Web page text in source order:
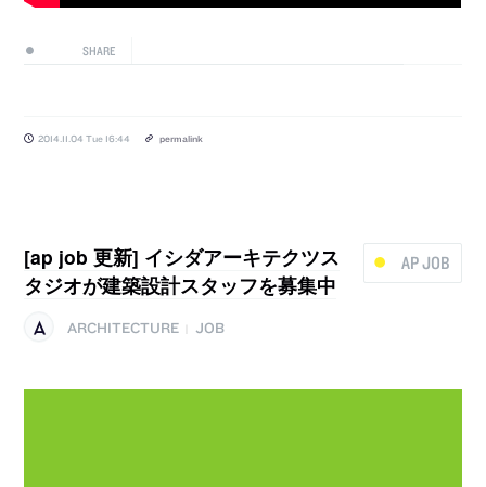
SHARE
2014.11.04 Tue 16:44 permalink
AP JOB
[ap job 更新] イシダアーキテクツス
タジオが建築設計スタッフを募集中
ARCHITECTURE JOB